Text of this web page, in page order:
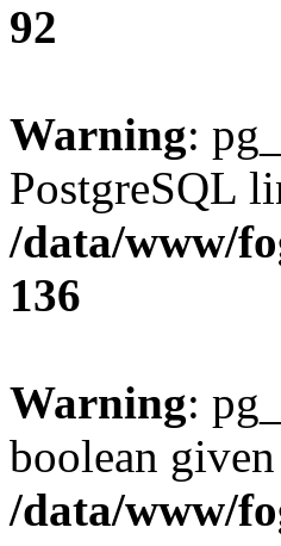
92
Warning:
PostgreSQL
/data/www/
136
Warning:
boolean
/data/www/